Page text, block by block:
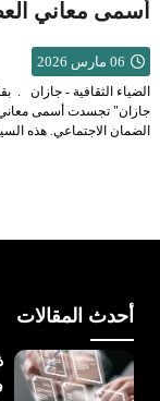
أسمى معاني
06 مارس 2026
الضياء الثقافية - جازان .
جازان" تجسدت أسمى معاني
الضمان الاجتماعي. هذه
أحدث المقالات